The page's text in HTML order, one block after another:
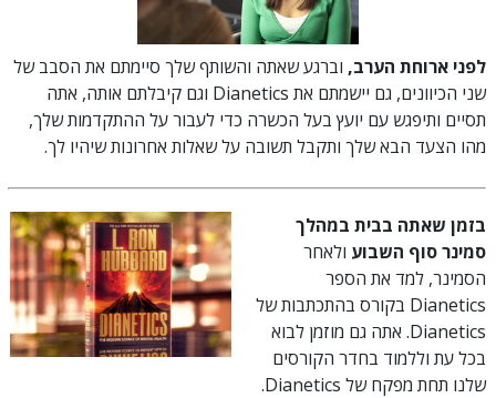
לפני ארוחת הערב, וברגע שאתה והשותף שלך סיימתם את הסבב של
שני הכיוונים, גם יישמתם את Dianetics וגם קיבלתם אותה, אתה
תסיים ותיפגש עם יועץ בעל הכשרה כדי לעבור על ההתקדמות שלך,
מהו הצעד הבא שלך ותקבל תשובה על שאלות אחרונות שיהיו לך.
בזמן שאתה בבית במהלך
סמינר סוף השבוע ולאחר
הסמינר, למד את הספר
Dianetics בקורס בהתכתבות של
Dianetics. אתה גם מוזמן לבוא
בכל עת וללמוד בחדר הקורסים
שלנו תחת מפקח של Dianetics.